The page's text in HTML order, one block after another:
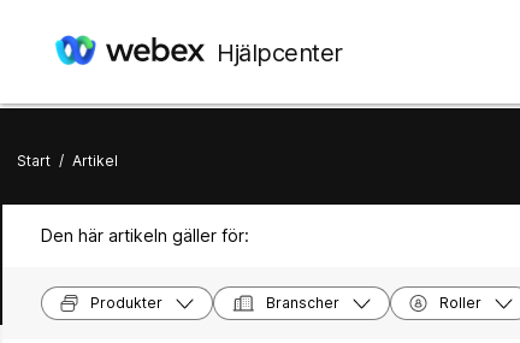
Hjälpcenter
Start / Artikel
Den här artikeln gäller för:
Produkter Branscher Roller